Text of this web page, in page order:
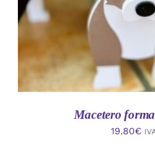
Macetero
19.80€